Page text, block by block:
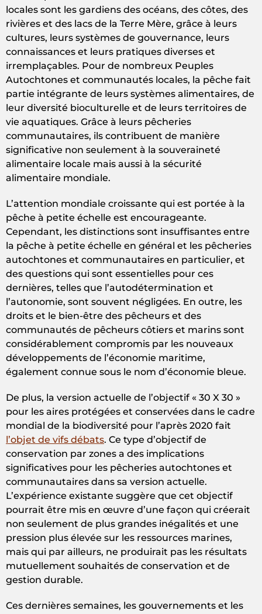
locales sont les gardiens des océans, des côtes, des
rivières et des lacs de la Terre Mère, grâce à leurs
cultures, leurs systèmes de gouvernance, leurs
connaissances et leurs pratiques diverses et
irremplaçables. Pour de nombreux Peuples
Autochtones et communautés locales, la pêche fait
partie intégrante de leurs systèmes alimentaires, de
leur diversité bioculturelle et de leurs territoires de
vie aquatiques. Grâce à leurs pêcheries
communautaires, ils contribuent de manière
significative non seulement à la souveraineté
alimentaire locale mais aussi à la sécurité
alimentaire mondiale.
L’attention mondiale croissante qui est portée à la
pêche à petite échelle est encourageante.
Cependant, les distinctions sont insuffisantes entre
la pêche à petite échelle en général et les pêcheries
autochtones et communautaires en particulier, et
des questions qui sont essentielles pour ces
dernières, telles que l’autodétermination et
l’autonomie, sont souvent négligées. En outre, les
droits et le bien-être des pêcheurs et des
communautés de pêcheurs côtiers et marins sont
considérablement compromis par les nouveaux
développements de l’économie maritime,
également connue sous le nom d’économie bleue.
De plus, la version actuelle de l’objectif « 30 X 30 »
pour les aires protégées et conservées dans le cadre
mondial de la biodiversité pour l’après 2020 fait
l’objet de vifs débats. Ce type d’objectif de
conservation par zones a des implications
significatives pour les pêcheries autochtones et
communautaires dans sa version actuelle.
L’expérience existante suggère que cet objectif
pourrait être mis en œuvre d’une façon qui créerait
non seulement de plus grandes inégalités et une
pression plus élevée sur les ressources marines,
mais qui par ailleurs, ne produirait pas les résultats
mutuellement souhaités de conservation et de
gestion durable.
Ces dernières semaines, les gouvernements et les